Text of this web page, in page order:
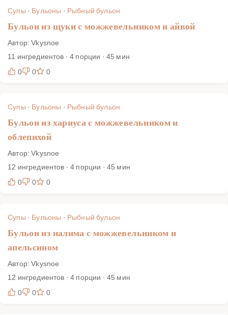
лайфхаками по фильтрации и кислотному балансу.
Следуйте инструкциям — и ваши морские блюда вспыхнут
Супы · Бульоны · Рыбный бульон
Бульон из щуки с можжевельником и айвой
Автор: Vkysnoe
11 ингредиентов · 4 порции · 45 мин
0
0 0
Супы · Бульоны · Рыбный бульон
Бульон из хариуса с можжевельником и
облепихой
Автор: Vkysnoe
12 ингредиентов · 4 порции · 45 мин
0
0 0
Супы · Бульоны · Рыбный бульон
Бульон из налима с можжевельником и
апельсином
Автор: Vkysnoe
12 ингредиентов · 4 порции · 45 мин
0
0 0